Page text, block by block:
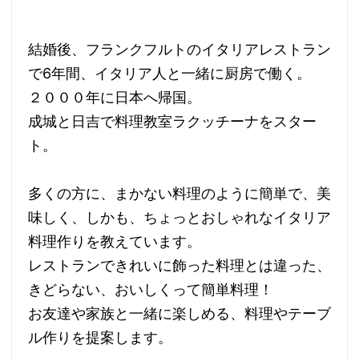
結婚後、フランクフルトのイタリアレストラン
で6年間、イタリア人と一緒に厨房で働く。
２０００年に日本へ帰国。
成城と日吉で料理教室ラクッチーナをスター
ト。
多くの方に、まかない料理のように簡単で、美
味しく、しかも、ちょっとおしゃれなイタリア
料理作りを教えています。
レストランできれいに飾った料理とは違った、
きどらない、おいしくって簡単料理！
お友達や家族と一緒に楽しめる、料理やテーブ
ル作りを提案します。